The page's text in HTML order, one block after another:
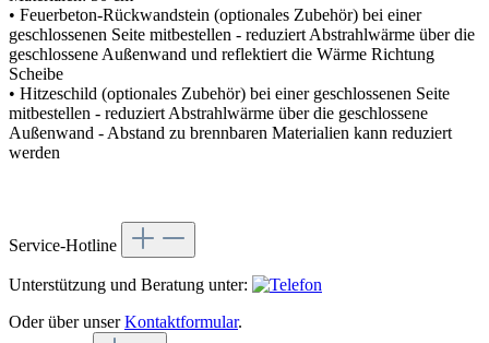
• Feuerbeton-Rückwandstein (optionales Zubehör) bei einer
geschlossenen Seite mitbestellen - reduziert Abstrahlwärme über die
geschlossene Außenwand und reflektiert die Wärme Richtung
Scheibe
• Hitzeschild (optionales Zubehör) bei einer geschlossenen Seite
mitbestellen - reduziert Abstrahlwärme über die geschlossene
Außenwand - Abstand zu brennbaren Materialien kann reduziert
werden
Service-Hotline
Unterstützung und Beratung unter:
Oder über unserKontaktformular.